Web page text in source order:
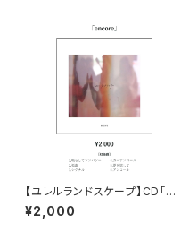
【ユレルランドスケープ】CD「en
core」
¥2,000